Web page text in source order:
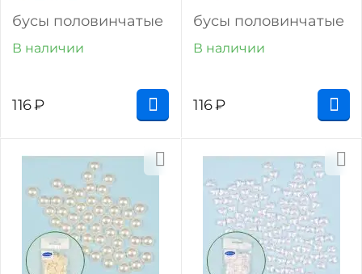
бусы половинчатые
В наличии
116₽
бусы половинчатые
В наличии
116₽